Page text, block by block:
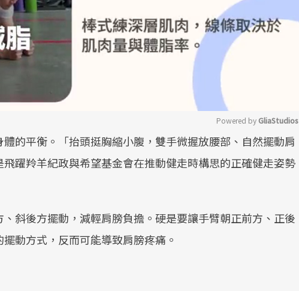
Mute
Powered by GliaStudios
的平衡。「抬頭挺胸縮小腹，雙手微握放腰部、自然擺動肩
躍羚羊紀政與希望基金會在推動健走時構思的正確健走姿勢
斜後方擺動，減輕肩膀負擔。硬是要讓手臂朝正前方、正後
動方式，反而可能導致肩膀疼痛。